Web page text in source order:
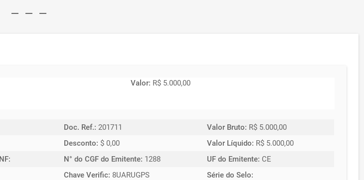
remove remove remove
Valor: R$ 5.000,00
Doc. Ref.: 201711 Valor Bruto: R$ 5.000,00
Desconto: $ 0,00 Valor Líquido: R$ 5.000,00
N° do CGF do Emitente: 1288 UF do Emitente: CE
Chave Verific: 8UARUGPS Série do Selo: